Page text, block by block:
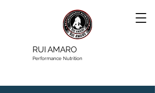
RUI AMARO
Performance Nutrition